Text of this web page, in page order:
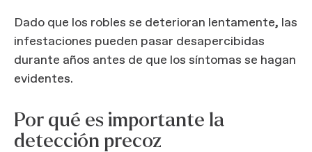
Dado que los robles se deterioran lentamente, las
infestaciones pueden pasar desapercibidas
durante años antes de que los síntomas se hagan
evidentes.
Por qué es importante la
detección precoz